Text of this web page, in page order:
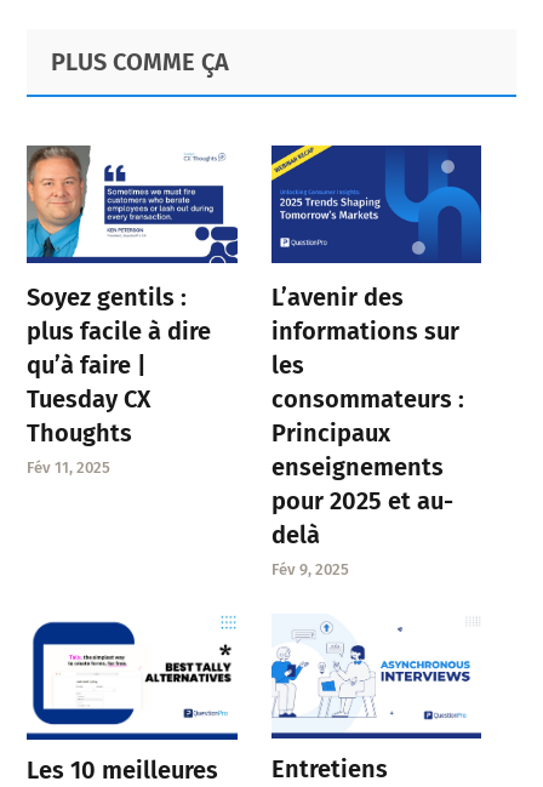
page page
Primary
Sidebar
Footer
PLUS COMME ÇA
Soyez gentils :
plus facile à dire
qu’à faire |
Tuesday CX
Thoughts
Fév 11, 2025
L’avenir des
informations sur
les
consommateurs :
Principaux
enseignements
pour 2025 et au-
delà
Fév 9, 2025
Les 10 meilleures
Entretiens